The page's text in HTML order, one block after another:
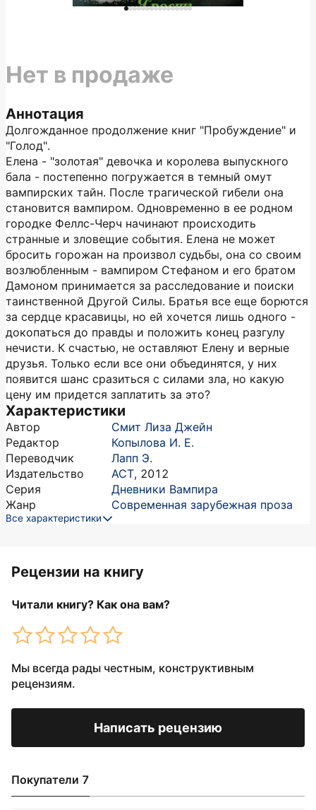
Аннотация
Долгожданное продолжение книг "Пробуждение" и
"Голод".
Елена - "золотая" девочка и королева выпускного
бала - постепенно погружается в темный омут
вампирских тайн. После трагической гибели она
становится вампиром. Одновременно в ее родном
городке Феллс-Черч начинают происходить
странные и зловещие события. Елена не может
бросить горожан на произвол судьбы, она со своим
возлюбленным - вампиром Стефаном и его братом
Дамоном принимается за расследование и поиски
таинственной Другой Силы. Братья все еще борются
за сердце красавицы, но ей хочется лишь одного -
докопаться до правды и положить конец разгулу
нечисти. К счастью, не оставляют Елену и верные
друзья. Только если все они объединятся, у них
появится шанс сразиться с силами зла, но какую
цену им придется заплатить за это?
Характеристики
Автор
Смит Лиза Джейн
Редактор
Копылова И. Е.
Переводчик
Лапп Э.
Издательство
АСТ, 2012
Серия
Дневники Вампира
Жанр
Современная зарубежная проза
Все характеристики
Нет в продаже
Рецензии на книгу
Читали книгу? Как она вам?
Мы всегда рады честным, конструктивным
рецензиям.
Написать рецензию
Покупатели 7